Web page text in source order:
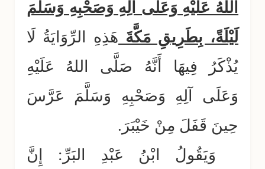
اللهُ عَلَيْهِ وَعَلَى آلِهِ وَصَحْبِهِ وَسَلَّمَ
لَيْلَةً، بِطَرِيقِ مَكَّةَ هَذِهِ الرِّوَايَةُ لَا
يُذْكَرُ فِيهَا أَنَّهُ صَلَّى اللهُ عَلَيْهِ
وَعَلَى آلِهِ وَصَحْبِهِ وَسَلَّمَ عَرَّسَ
حِينَ قَفَلَ مِنْ خَيْبَرَ.
وَيَقُولُ ابْنُ عَبْدِ البَرِّ: إِنَّ